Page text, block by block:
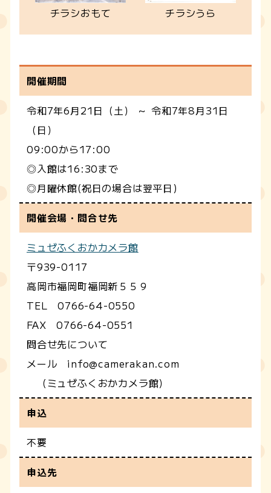
チラシおもて チラシうら
開催期間
令和7年6月21日（土） ～ 令和7年8月31日
（日）
09:00から17:00
◎入館は16:30まで
◎月曜休館(祝日の場合は翌平日)
開催会場・問合せ先
ミュゼふくおかカメラ館
〒939-0117
高岡市福岡町福岡新５５９
TEL 0766-64-0550
FAX 0766-64-0551
問合せ先について
メール info@camerakan.com
（ミュゼふくおかカメラ館）
申込
不要
申込先